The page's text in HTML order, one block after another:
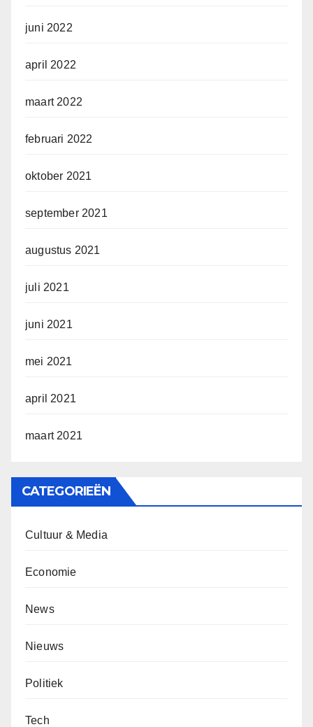
juni 2022
april 2022
maart 2022
februari 2022
oktober 2021
september 2021
augustus 2021
juli 2021
juni 2021
mei 2021
april 2021
maart 2021
CATEGORIEËN
Cultuur & Media
Economie
News
Nieuws
Politiek
Tech